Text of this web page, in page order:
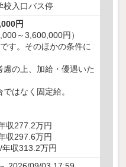
校入口バス停
円
～3,600,000円）
す。そのほかの条件に
の上、加給・優遇いた
はなく固定給。
収277.2万円
収297.6万円
年収313.2万円